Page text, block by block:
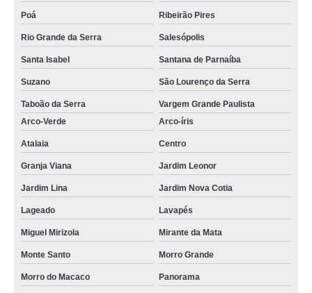
Poá Ribeirão Pires
Rio Grande da Serra Salesópolis
Santa Isabel Santana de Parnaíba
Suzano São Lourenço da Serra
Taboão da Serra
Vargem Grande Paulista
Arco-Verde
Arco-íris
Atalaia Centro
Granja Viana Jardim Leonor
Jardim Lina Jardim Nova Cotia
Lageado Lavapés
Miguel Mirizola Mirante da Mata
Monte Santo Morro Grande
Morro do Macaco Panorama